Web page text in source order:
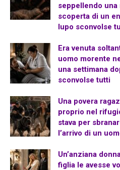
seppellendo
scoperta di un
lupo sconvolse
Era venuta
uomo morente
una settimana
sconvolse tutti
Una povera
proprio nel
stava per
l’arrivo di un
Un’anziana
figlia le avesse